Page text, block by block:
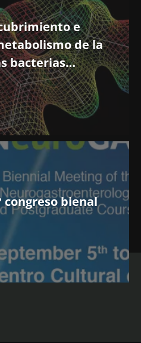
e
de la
bacterias
congreso bienal